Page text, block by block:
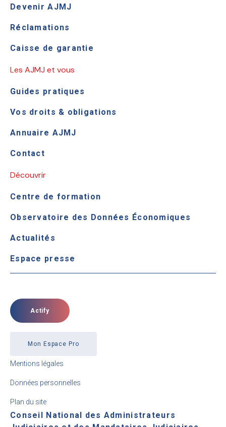
Devenir AJMJ
Réclamations
Caisse de garantie
Les AJMJ et vous
Guides pratiques
Vos droits & obligations
Annuaire AJMJ
Contact
Découvrir
Centre de formation
Observatoire des Données Économiques
Actualités
Espace presse
Actify
Mon Espace Pro
Mentions légales
Données personnelles
Plan du site
Conseil National des Administrateurs